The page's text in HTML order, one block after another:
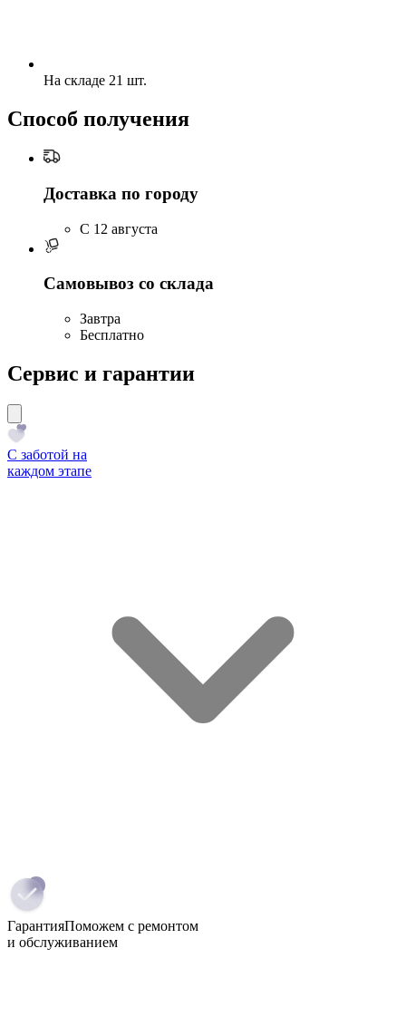
На складе 21 шт.
Способ получения
Доставка по городу
C 12 августа
Самовывоз со склада
Завтра
Бесплатно
Сервис и гарантии
С заботой на
каждом этапе
ГарантияПоможем с ремонтом
и обслуживанием